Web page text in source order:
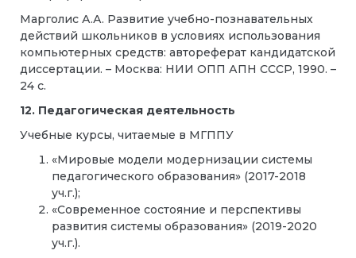
Марголис А.А. Развитие учебно-познавательных
действий школьников в условиях использования
компьютерных средств: автореферат кандидатской
диссертации. – Москва: НИИ ОПП АПН СССР, 1990. –
24 с.
12. Педагогическая деятельность
Учебные курсы, читаемые в МГППУ
«Мировые модели модернизации системы
педагогического образования» (2017-2018
уч.г.);
«Современное состояние и перспективы
развития системы образования» (2019-2020
уч.г.).